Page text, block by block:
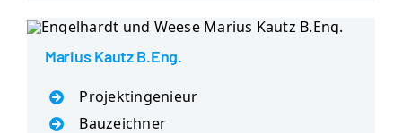
Marius Kautz B.Eng.
Projektingenieur
Bauzeichner